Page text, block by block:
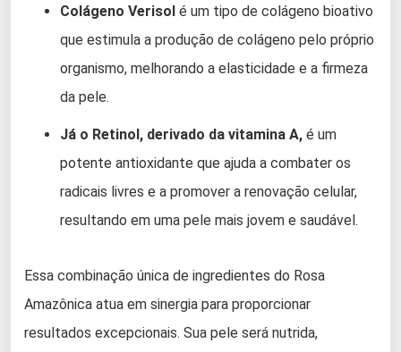
Colágeno Verisol é um tipo de colágeno bioativo
que estimula a produção de colágeno pelo próprio
organismo, melhorando a elasticidade e a firmeza
da pele.
Já o Retinol, derivado da vitamina A, é um
potente antioxidante que ajuda a combater os
radicais livres e a promover a renovação celular,
resultando em uma pele mais jovem e saudável.
Essa combinação única de ingredientes do Rosa
Amazônica atua em sinergia para proporcionar
resultados excepcionais. Sua pele será nutrida,